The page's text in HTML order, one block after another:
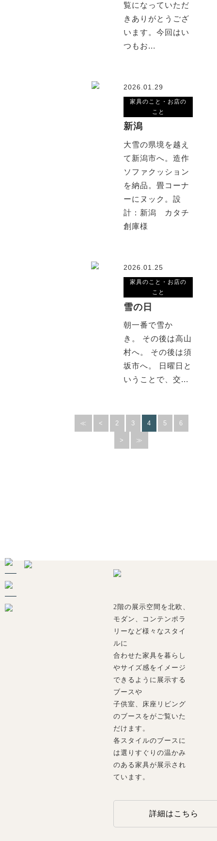
覧になっていただ
きありがとうござ
います。今回はい
つもお...
2026.01.29
家具のこと・お店の
こと
新潟
大雪の県境を越え
て新潟市へ。造作
ソファクッション
を納品。畳コーナ
ーにヌック。設
計：新潟 カタチ
創庫様
2026.01.25
家具のこと・お店の
こと
雪の日
朝一番で雪か
き。 その後は高山
村へ。 その後は須
坂市へ。 日曜日と
いうことで、交...
≪ < 2 3 4 5 6
> ≫
2階の展示空間を北欧、
モダン、コンテンポラ
リーなど様々なスタイ
ルに
合わせた家具を暮らし
やサイズ感をイメージ
できるように展示する
ブースや
子供室、床座リビング
のブースをがご覧いた
だけます。
各スタイルのブースに
は選りすぐりの温かみ
のある家具が展示され
ています。
詳細はこちら